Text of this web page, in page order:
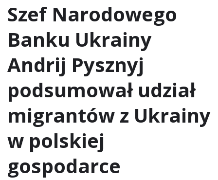
Szef Narodowego
Banku Ukrainy
Andrij Pysznyj
podsumował udział
migrantów z Ukrainy
w polskiej
gospodarce